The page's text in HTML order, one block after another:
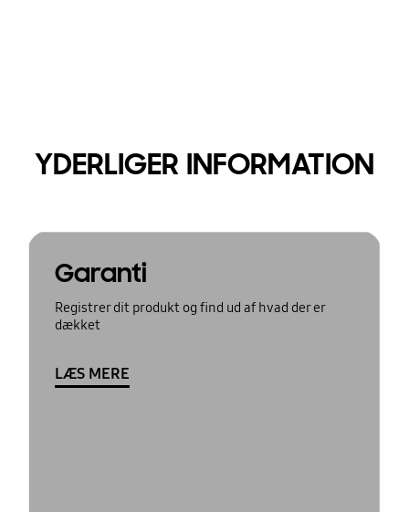
YDERLIGER INFORMATION
Garanti
Registrer dit produkt og find ud af hvad der er
dækket
LÆS MERE